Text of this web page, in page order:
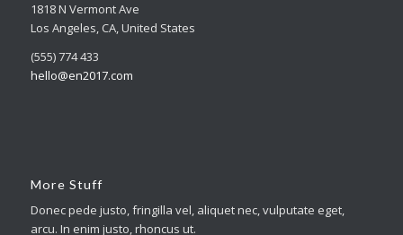
1818 N Vermont Ave
Los Angeles, CA, United States
(555) 774 433
hello@en2017.com
More Stuff
Donec pede justo, fringilla vel, aliquet nec, vulputate eget,
arcu. In enim justo, rhoncus ut.